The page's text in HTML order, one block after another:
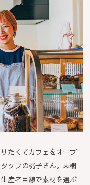
たくてカフェをオープ
ッフの桃子さん。果樹
産者目線で素材を選ぶ